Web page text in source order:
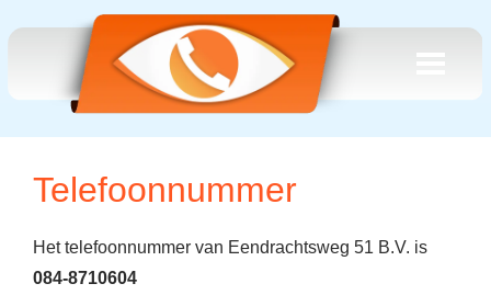
Telefoonnummer
Het telefoonnummer van Eendrachtsweg 51 B.V. is
084-8710604